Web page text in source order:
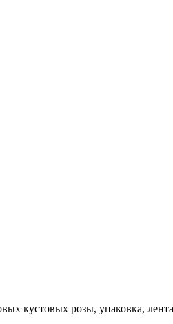
кустовых розы, упаковка, лента